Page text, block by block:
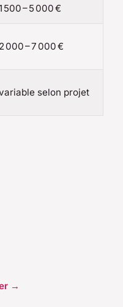
500 – 5 000 €
2 000 – 7 000 €
selon projet
→